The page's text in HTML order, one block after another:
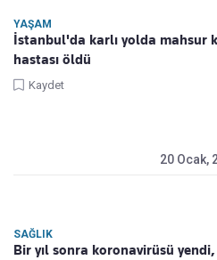
YAŞAM
İstanbul'da karlı yolda mahsur
hastası öldü
Kaydet
20 Ocak,
SAĞLIK
Bir yıl sonra koronavirüsü yendi,